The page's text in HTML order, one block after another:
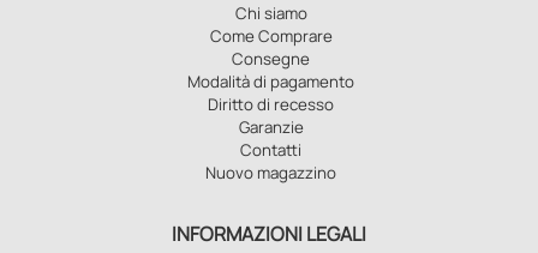
Chi siamo
Come Comprare
Consegne
Modalità di pagamento
Diritto di recesso
Garanzie
Contatti
Nuovo magazzino
INFORMAZIONI LEGALI